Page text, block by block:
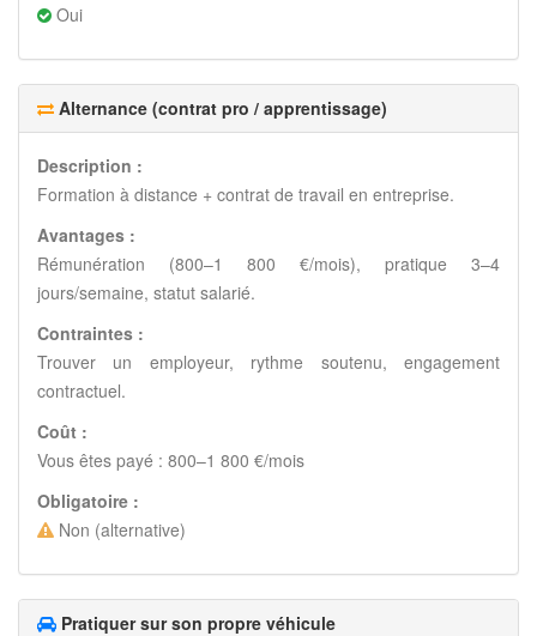
Oui
Alternance (contrat pro / apprentissage)
Description :
Formation à distance + contrat de travail en entreprise.
Avantages :
Rémunération (800–1 800 €/mois), pratique 3–4
jours/semaine, statut salarié.
Contraintes :
Trouver un employeur, rythme soutenu, engagement
contractuel.
Coût :
Vous êtes payé : 800–1 800 €/mois
Obligatoire :
Non (alternative)
Pratiquer sur son propre véhicule